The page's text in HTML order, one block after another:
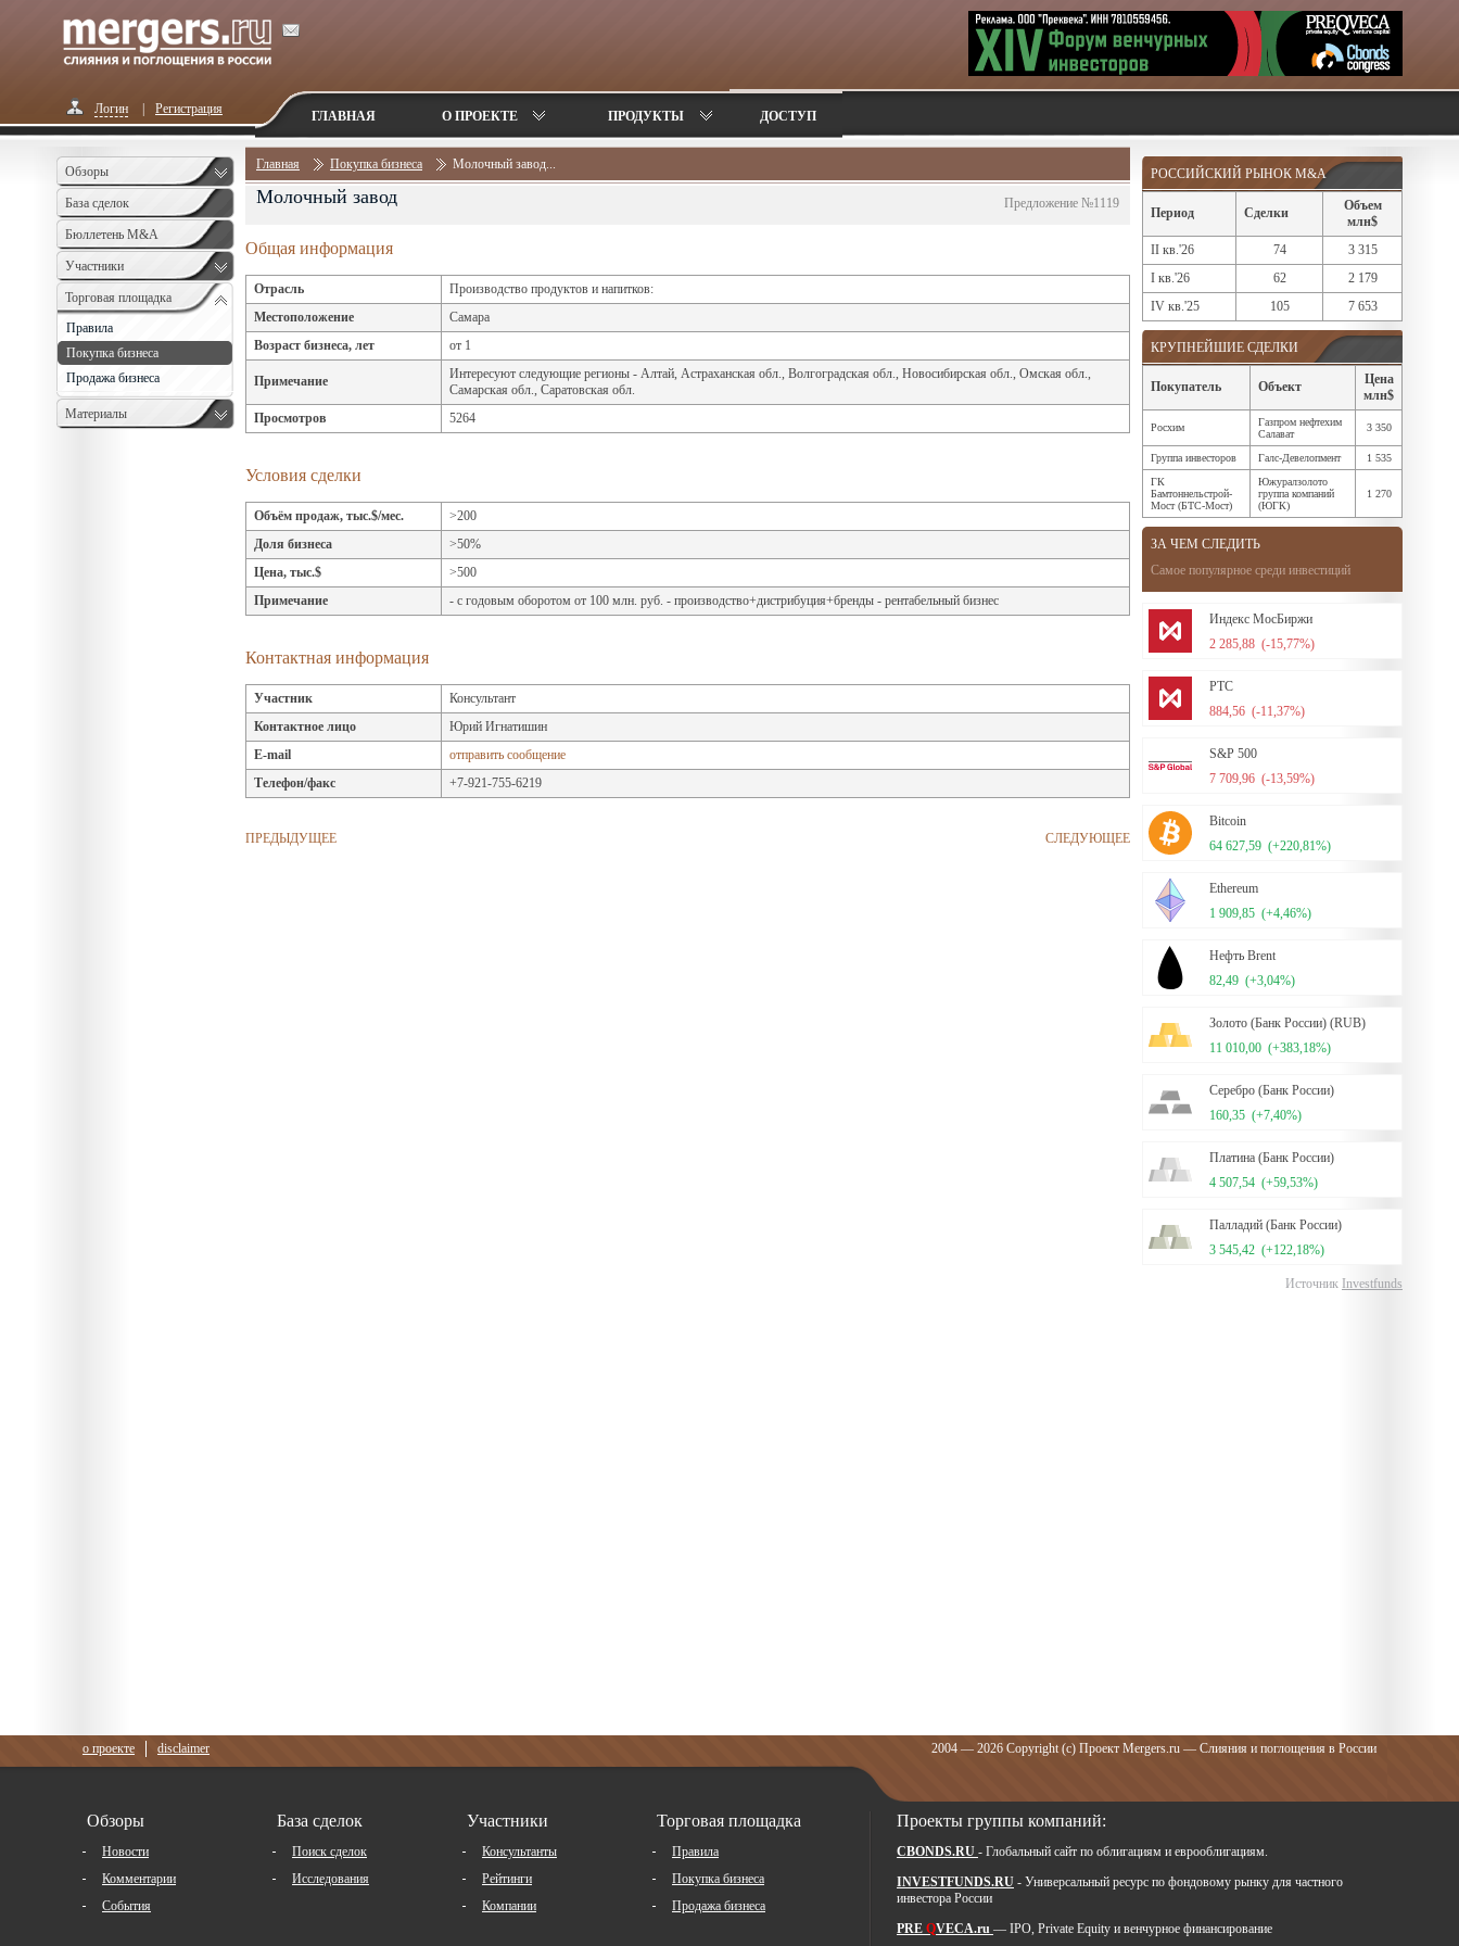
Логин Регистрация ГЛАВНАЯ О ПРОЕКТЕ ПРОДУКТЫ ДОСТУП
Обзоры
База сделок
Бюллетень M&A
Monthly
Участники
Торговая площадка
Правила
Покупка бизнеса
Продажа бизнеса
Материалы
РОССИЙСКИЙ РЫНОК M&A
Период Сделки
Объем
млн$
II кв.'26
74
3 315
I кв.'26
62
2 179
IV кв.'25
105 7 653
КРУПНЕЙШИЕ СДЕЛКИ
Покупатель Объект
Цена
млн$
Росхим
Газпром нефтехим
Салават
3 350
Группа инвесторов Галс-Девелопмент
1 535
ГК
Бамтоннельстрой-
Мост (БТС-Мост)
Южуралзолото
группа компаний
(ЮГК)
1 270
ЗА ЧЕМ СЛЕДИТЬ
Самое популярное среди инвестиций
Индекс МосБиржи
2 285,88 (-15,77%)
РТС
884,56 (-11,37%)
S&P 500
7 709,96 (-13,59%)
Bitcoin
64 627,59 (+220,81%)
Ethereum
1 909,85 (+4,46%)
Нефть Brent
82,49 (+3,04%)
Золото (Банк России) (RUB)
11 010,00 (+383,18%)
Серебро (Банк России)
160,35 (+7,40%)
Платина (Банк России)
4 507,54 (+59,53%)
Палладий (Банк России)
3 545,42 (+122,18%)
Источник Investfunds
Главная Покупка бизнеса Молочный завод...
Молочный завод Предложение №1119
Общая информация
Отрасль
Производство продуктов и напитков:
Местоположение
Самара
Возраст бизнеса, лет
от 1
Примечание
Интересуют следующие регионы - Алтай, Астраханская обл., Волгоградская обл., Новосибирская обл., Омская обл.,
Самарская обл., Саратовская обл.
Просмотров
5264
Условия сделки
Объём продаж, тыс.$/мес.
>200
Доля бизнеса
>50%
Цена, тыс.$
>500
Примечание
- с годовым оборотом от 100 млн. руб. - производство+дистрибуция+бренды - рентабельный бизнес
Контактная информация
Участник
Консультант
Контактное лицо
Юрий Игнатишин
E-mail
отправить сообщение
Телефон/факс
+7-921-755-6219
ПРЕДЫДУЩЕЕ СЛЕДУЮЩЕЕ
о проекте disclaimer 2004 — 2026 Copyright (c) Проект Mergers.ru — Слияния и поглощения в России
Обзоры
Новости
Комментарии
События
База сделок
Поиск сделок
Исследования
Участники
Консультанты
Рейтинги
Компании
Торговая площадка
Правила
Покупка бизнеса
Продажа бизнеса
Проекты группы компаний:
CBONDS.RU - Глобальный сайт по облигациям и еврооблигациям.
INVESTFUNDS.RU - Универсальный ресурс по фондовому рынку для частного
инвестора России
PRE QVECA.ru — IPO, Private Equity и венчурное финансирование